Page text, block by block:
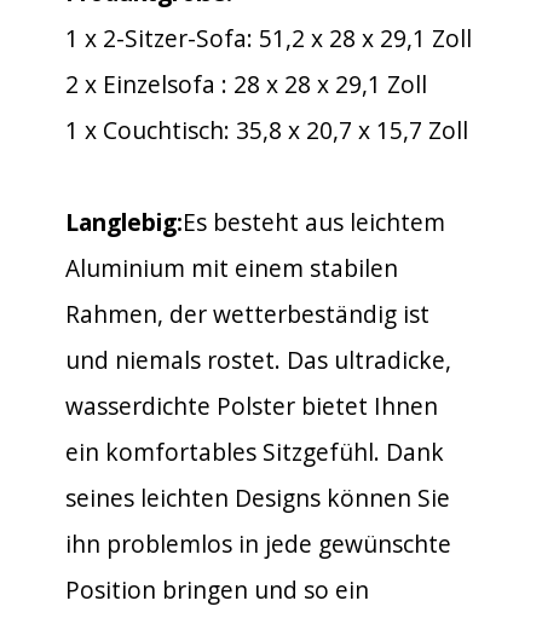
1 x 2-Sitzer-Sofa: 51,2 x 28 x 29,1 Zoll
2 x Einzelsofa : 28 x 28 x 29,1 Zoll
1 x Couchtisch: 35,8 x 20,7 x 15,7 Zoll
Langlebig:Es besteht aus leichtem
Aluminium mit einem stabilen
Rahmen, der wetterbeständig ist
und niemals rostet. Das ultradicke,
wasserdichte Polster bietet Ihnen
ein komfortables Sitzgefühl. Dank
seines leichten Designs können Sie
ihn problemlos in jede gewünschte
Position bringen und so ein